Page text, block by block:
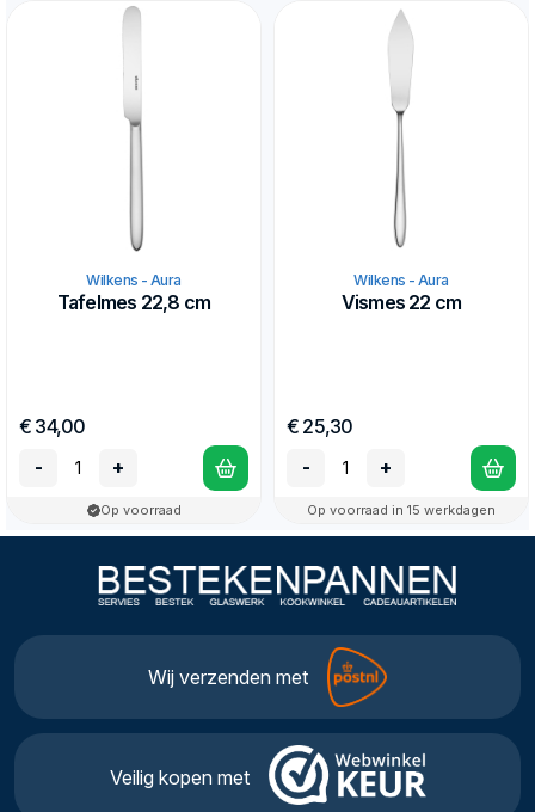
Wilkens - Aura
Tafelmes 22,8 cm
€ 34,00
-
+
Op voorraad
Wilkens - Aura
Vismes 22 cm
€ 25,30
-
+
Op voorraad in 15 werkdagen
Wij verzenden met
Veilig kopen met